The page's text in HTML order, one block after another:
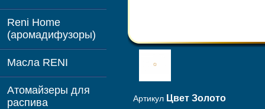
Reni Home
(аромадифузоры)
Масла RENI
Атомайзеры для
распива
Артикул Цвет Золото